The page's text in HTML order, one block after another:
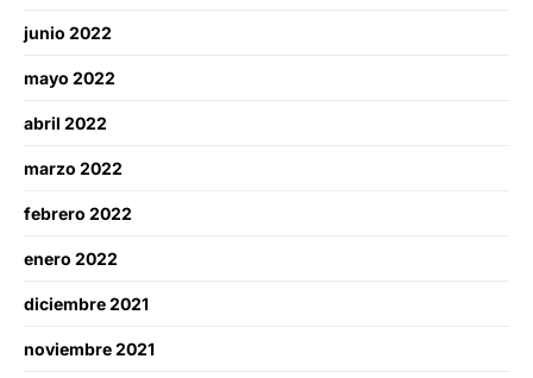
junio 2022
mayo 2022
abril 2022
marzo 2022
febrero 2022
enero 2022
diciembre 2021
noviembre 2021